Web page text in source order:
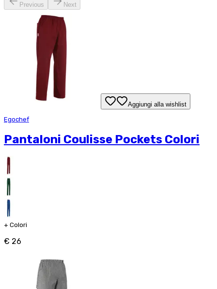
Previous Next
Aggiungi alla wishlist
Egochef
Pantaloni Coulisse Pockets Colori
+ Colori
€ 26